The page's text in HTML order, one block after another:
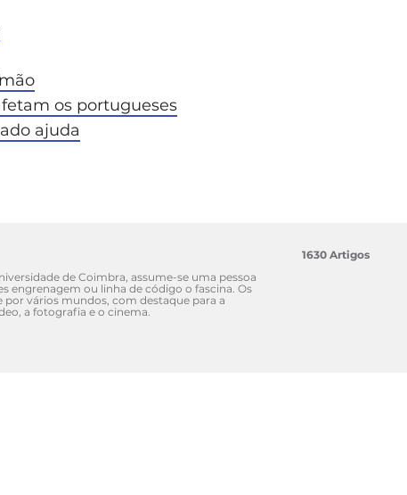
os portugueses
ajuda
de Coimbra, assume-se uma pessoa
engrenagem ou linha de código o fascina. Os
por vários mundos, com destaque para a
a fotografia e o cinema.
1630 Artigos